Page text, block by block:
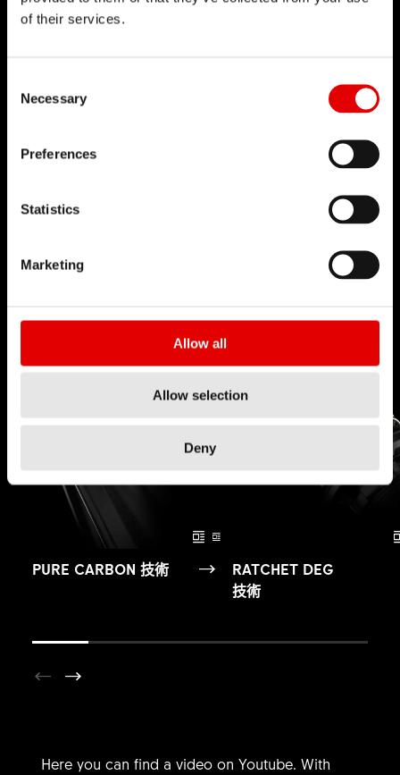
of their services.
Necessary
Preferences
Statistics
Marketing
Allow all
Allow selection
Deny
我們對於工程藝術深信不疑，並為了追求卓越的產品
開發流程而努力。我們的理念是透過內部研發的技術
PURE CARBON 技術
RATCHET DEG
技術
Here you can find a video on Youtube. With